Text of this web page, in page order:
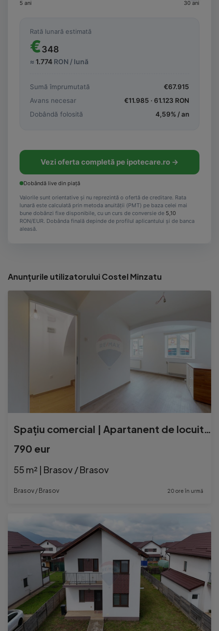
5 ani 30 ani
Rată lunară estimată
€348
≈ 1.774 RON / lună
Sumă împrumutată €67.915
Avans necesar
€11.985 · 61.123 RON
Dobândă folosită
4,59% / an
Vezi oferta completă pe ipotecare.ro →
Dobândă live din piață
Valorile sunt orientative și nu reprezintă o ofertă de creditare. Rata
lunară este calculată prin metoda anuității (PMT) pe baza celei mai
bune dobânzi fixe disponibile, cu un curs de conversie de 5,10
RON/EUR. Dobânda finală depinde de profilul aplicantului și de banca
aleasă.
Anunțurile utilizatorului Costel Minzatu
Spațiu comercial | Apartanent de locuit | Centrul vechi ...
790 eur
55 m² | Brasov / Brasov
Brasov / Brasov 20 ore în urmă